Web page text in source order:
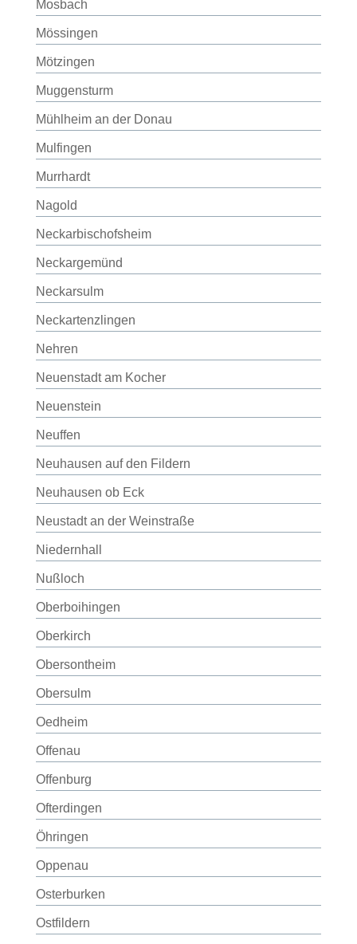
Mosbach
Mössingen
Mötzingen
Muggensturm
Mühlheim an der Donau
Mulfingen
Murrhardt
Nagold
Neckarbischofsheim
Neckargemünd
Neckarsulm
Neckartenzlingen
Nehren
Neuenstadt am Kocher
Neuenstein
Neuffen
Neuhausen auf den Fildern
Neuhausen ob Eck
Neustadt an der Weinstraße
Niedernhall
Nußloch
Oberboihingen
Oberkirch
Obersontheim
Obersulm
Oedheim
Offenau
Offenburg
Ofterdingen
Öhringen
Oppenau
Osterburken
Ostfildern